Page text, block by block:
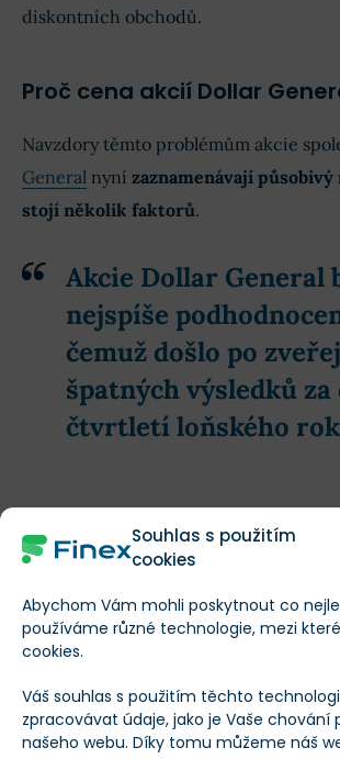
Souhlas s použitím
cookies
Abychom Vám mohli poskytnout co
používáme různé technologie, mezi
cookies.
Váš souhlas s použitím těchto
zpracovávat údaje, jako je Vaše chování
našeho webu. Díky tomu můžeme náš
diskontních obchodů.
Proč cena akcií Dollar
Navzdory těmto problémům akcie
General nyní zaznamenávají
stojí několik faktorů.
Akcie Dollar General
nejspíše
čemuž došlo po
špatných výsledků
čtvrtletí loňského
prodat svých 7 722 prodejen Family
General.
strategických iniciativ: